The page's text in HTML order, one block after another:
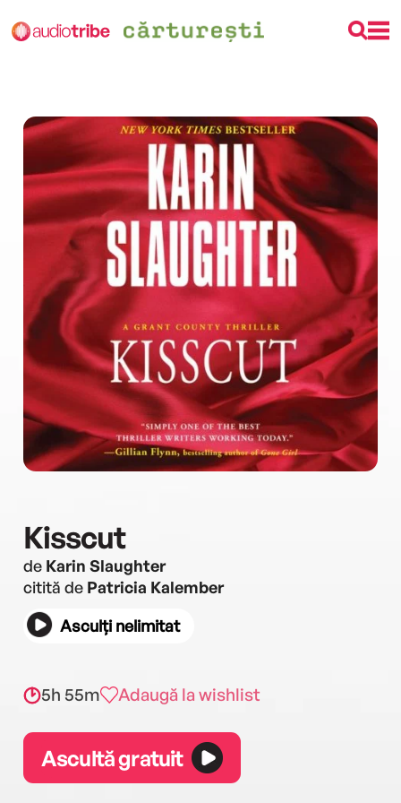
Kisscut
de Karin Slaughter
citită de Patricia Kalember
Asculți nelimitat
5h 55m Adaugă la wishlist
Ascultă gratuit